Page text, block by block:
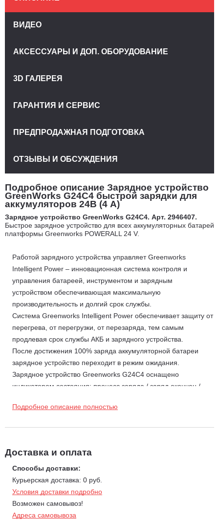
Подробное описание Зарядное устройство
GreenWorks G24C4 быстрой зарядки для
аккумуляторов 24В (4 А)
Зарядное устройство GreenWorks G24C4. Арт. 2946407.
Быстрое зарядное устройство для всех аккумуляторных батарей
платформы Greenworks POWERALL 24 V.
Работой зарядного устройства управляет Greenworks
Intelligent Power – инновационная система контроля и
управления батареей, инструментом и зарядным
устройством обеспечивающая максимальную
производительность и долгий срок службы.
Система Greenworks Intelligent Power обеспечивает защиту от
перегрева, от перегрузки, от перезаряда, тем самым
продлевая срок службы АКБ и зарядного устройства.
После достижения 100% заряда аккумуляторной батареи
зарядное устройство переходит в режим ожидания.
Зарядное устройство Greenworks G24C4 оснащено
индикатором состояния: процесс заряда / заряд окончен /
Зарядное устройство G24C4 оборудовано нескользящими
устройство G24C4 оснащено проушинами с межосевым
расстоянием 127 мм.
Технические данные:
Входное напряжение: 220-240В, 50/60 Гц;
Напряжение заряда АКБ: 24 V;
Подробное описание полностью
Доставка и оплата
Способы доставки:
Курьерская доставка: 0 руб.
Условия доставки подробно
Возможен самовывоз!
Адреса самовывоза
ВИДЕО
АКСЕССУАРЫ И ДОП. ОБОРУДОВАНИЕ
3D ГАЛЕРЕЯ
ГАРАНТИЯ И СЕРВИС
ПРЕДПРОДАЖНАЯ ПОДГОТОВКА
ОТЗЫВЫ И ОБСУЖДЕНИЯ